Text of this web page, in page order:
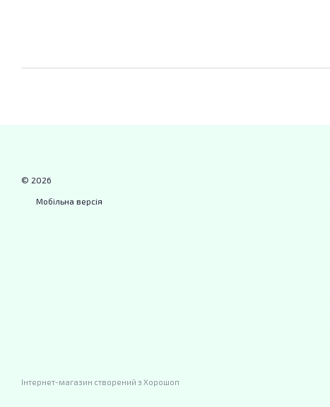
© 2026
Мобільна версія
Інтернет-магазин створений з Хорошоп